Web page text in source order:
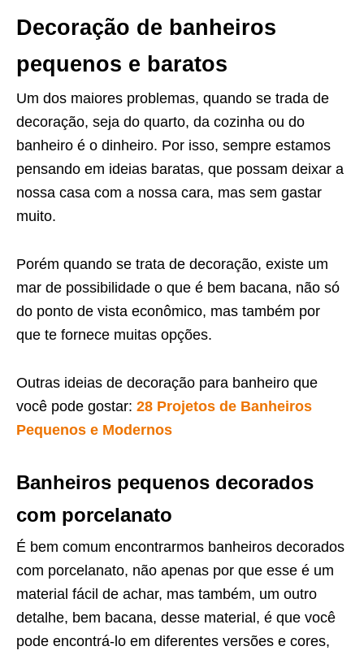
Decoração de banheiros
pequenos e baratos
Um dos maiores problemas, quando se trada de
decoração, seja do quarto, da cozinha ou do
banheiro é o dinheiro. Por isso, sempre estamos
pensando em ideias baratas, que possam deixar a
nossa casa com a nossa cara, mas sem gastar
muito.
Porém quando se trata de decoração, existe um
mar de possibilidade o que é bem bacana, não só
do ponto de vista econômico, mas também por
que te fornece muitas opções.
Outras ideias de decoração para banheiro que
você pode gostar: 28 Projetos de Banheiros
Pequenos e Modernos
Banheiros pequenos decorados
com porcelanato
É bem comum encontrarmos banheiros decorados
com porcelanato, não apenas por que esse é um
material fácil de achar, mas também, um outro
detalhe, bem bacana, desse material, é que você
pode encontrá-lo em diferentes versões e cores,